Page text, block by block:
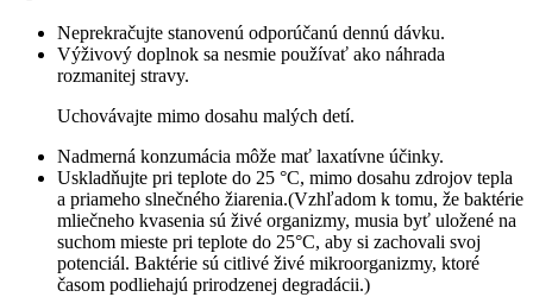
Neprekračujte stanovenú odporúčanú dennú dávku.
Výživový doplnok sa nesmie používať ako náhrada
rozmanitej stravy.
Uchovávajte mimo dosahu malých detí.
Nadmerná konzumácia môže mať laxatívne účinky.
Uskladňujte pri teplote do 25 °C, mimo dosahu zdrojov tepla
a priameho slnečného žiarenia.(Vzhľadom k tomu, že baktérie
mliečneho kvasenia sú živé organizmy, musia byť uložené na
suchom mieste pri teplote do 25°C, aby si zachovali svoj
potenciál. Baktérie sú citlivé živé mikroorganizmy, ktoré
časom podliehajú prirodzenej degradácii.)